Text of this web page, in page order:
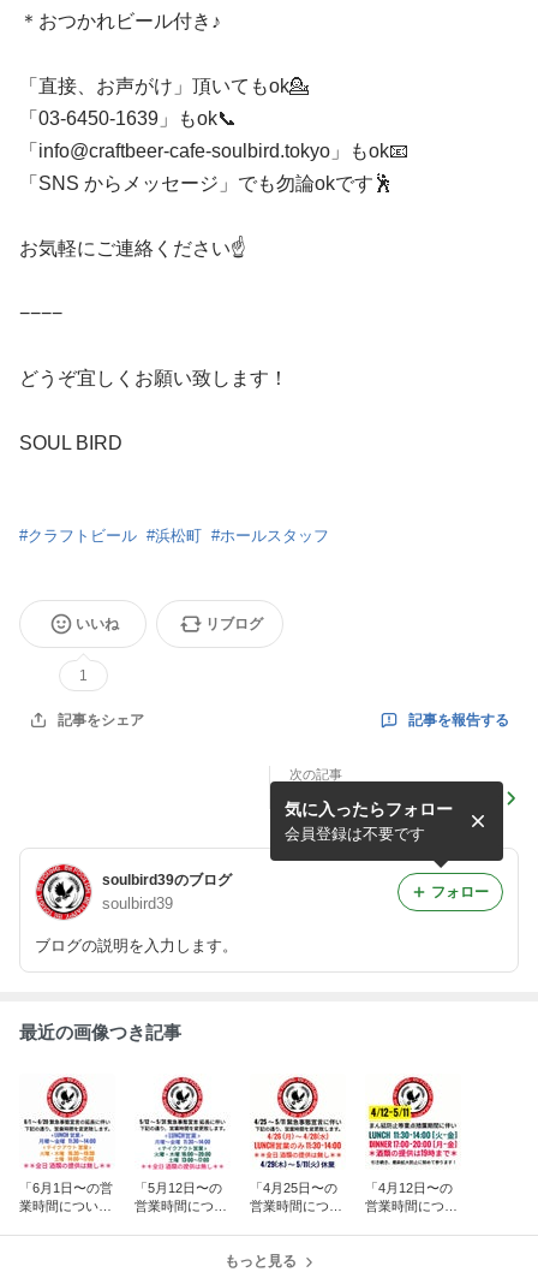
＊おつかれビール付き♪
「直接、お声がけ」頂いてもok💁
「03-6450-1639」もok📞
「info@craftbeer-cafe-soulbird.tokyo」もok📧
「SNS からメッセージ」でも勿論okです🕺
お気軽にご連絡ください☝️
−−−−
どうぞ宜しくお願い致します！
SOUL BIRD
#クラフトビール #浜松町 #ホールスタッフ
いいね
1
リブログ
記事をシェア 記事を報告する
次の記事
「3月7日〜3月21日の営業時
間について」
soulbird39のブログ
soulbird39
ブログの説明を入力します。
気に入ったらフォロー
会員登録は不要です
フォロー
最近の画像つき記事
「6月1日〜の営
業時間につい
「5月12日〜の
営業時間につい
「4月25日〜の
営業時間につい
「4月12日〜の
営業時間につい
もっと見る